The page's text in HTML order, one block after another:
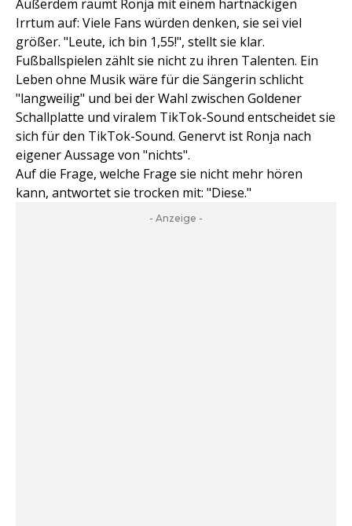
Außerdem räumt Ronja mit einem hartnäckigen
Irrtum auf: Viele Fans würden denken, sie sei viel
größer. "Leute, ich bin 1,55!", stellt sie klar.
Fußballspielen zählt sie nicht zu ihren Talenten. Ein
Leben ohne Musik wäre für die Sängerin schlicht
"langweilig" und bei der Wahl zwischen Goldener
Schallplatte und viralem TikTok-Sound entscheidet sie
sich für den TikTok-Sound. Genervt ist Ronja nach
eigener Aussage von "nichts".
Auf die Frage, welche Frage sie nicht mehr hören
kann, antwortet sie trocken mit: "Diese."
- Anzeige -